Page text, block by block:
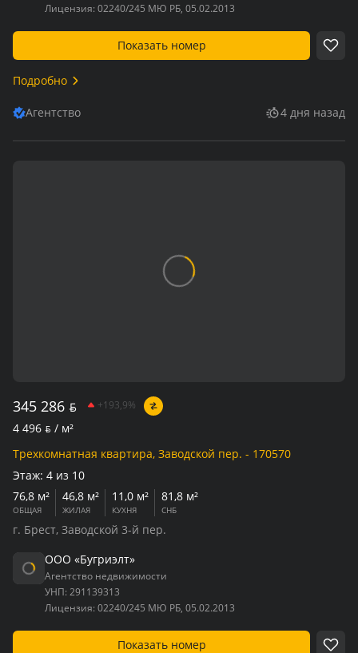
Лицензия: 02240/245 МЮ РБ, 05.02.2013
Показать номер
Подробно
Агентство 4 дня назад
345 286 BYN +193,9%
4 496 BYN / м²
Трехкомнатная квартира, Заводской пер. - 170570
Этаж: 4 из 10
76,8 м²
ОБЩАЯ
46,8 м²
ЖИЛАЯ
11,0 м²
КУХНЯ
81,8 м²
СНБ
г. Брест, Заводской 3-й пер.
ООО «Бугриэлт»
Агентство недвижимости
УНП: 291139313
Лицензия: 02240/245 МЮ РБ, 05.02.2013
Показать номер